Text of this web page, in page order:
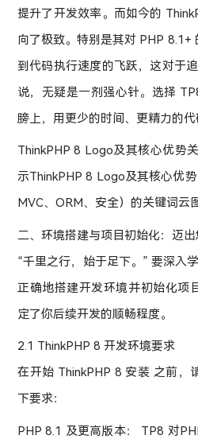
提升了开发效率。而如今的
向了极致。特别是其对 PHP 8.1+
到代码执行速度的飞跃，这对于
说，无疑是一剂强心针。选择
膀上，用更少的时间、更精力的代
ThinkPHP 8 Logo及其核心优势
示ThinkPHP 8 Logo及其核心优
MVC、ORM、安全）的关键词云
二、环境搭建与项目初始化：迈
“千里之行，始于足下。” 要深入
正确地搭建开发环境并初始化项
定了你后续开发的顺畅程度。
2.1 ThinkPHP 8 开发环境要求
在开始 ThinkPHP 8 安装 之前，
下要求：
PHP 8.1 及更高版本： TP8 对